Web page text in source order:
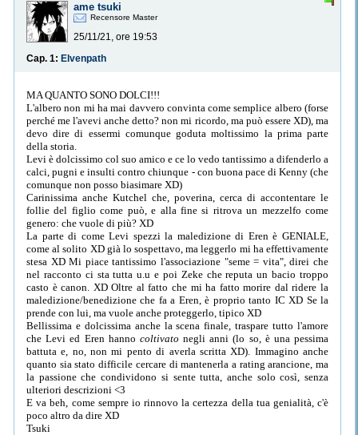
ame tsuki
Recensore Master
25/11/21, ore 19:53
Cap. 1: Elvenpath
MA QUANTO SONO DOLCI!!!
L'albero non mi ha mai davvero convinta come semplice albero (forse
perché me l'avevi anche detto? non mi ricordo, ma può essere XD), ma
devo dire di essermi comunque goduta moltissimo la prima parte
della storia.
Levi è dolcissimo col suo amico e ce lo vedo tantissimo a difenderlo a
calci, pugni e insulti contro chiunque - con buona pace di Kenny (che
comunque non posso biasimare XD)
Carinissima anche Kutchel che, poverina, cerca di accontentare le
follie del figlio come può, e alla fine si ritrova un mezzelfo come
genero: che vuole di più? XD
La parte di come Levi spezzi la maledizione di Eren è GENIALE,
come al solito XD già lo sospettavo, ma leggerlo mi ha effettivamente
stesa XD Mi piace tantissimo l'associazione "seme = vita", direi che
nel racconto ci sta tutta u.u e poi Zeke che reputa un bacio troppo
casto è canon. XD Oltre al fatto che mi ha fatto morire dal ridere la
maledizione/benedizione che fa a Eren, è proprio tanto IC XD Se la
prende con lui, ma vuole anche proteggerlo, tipico XD
Bellissima e dolcissima anche la scena finale, traspare tutto l'amore
che Levi ed Eren hanno coltivato negli anni (lo so, è una pessima
battuta e, no, non mi pento di averla scritta XD). Immagino anche
quanto sia stato difficile cercare di mantenerla a rating arancione, ma
la passione che condividono si sente tutta, anche solo così, senza
ulteriori descrizioni <3
E va beh, come sempre io rinnovo la certezza della tua genialità, c'è
poco altro da dire XD
Tsuki